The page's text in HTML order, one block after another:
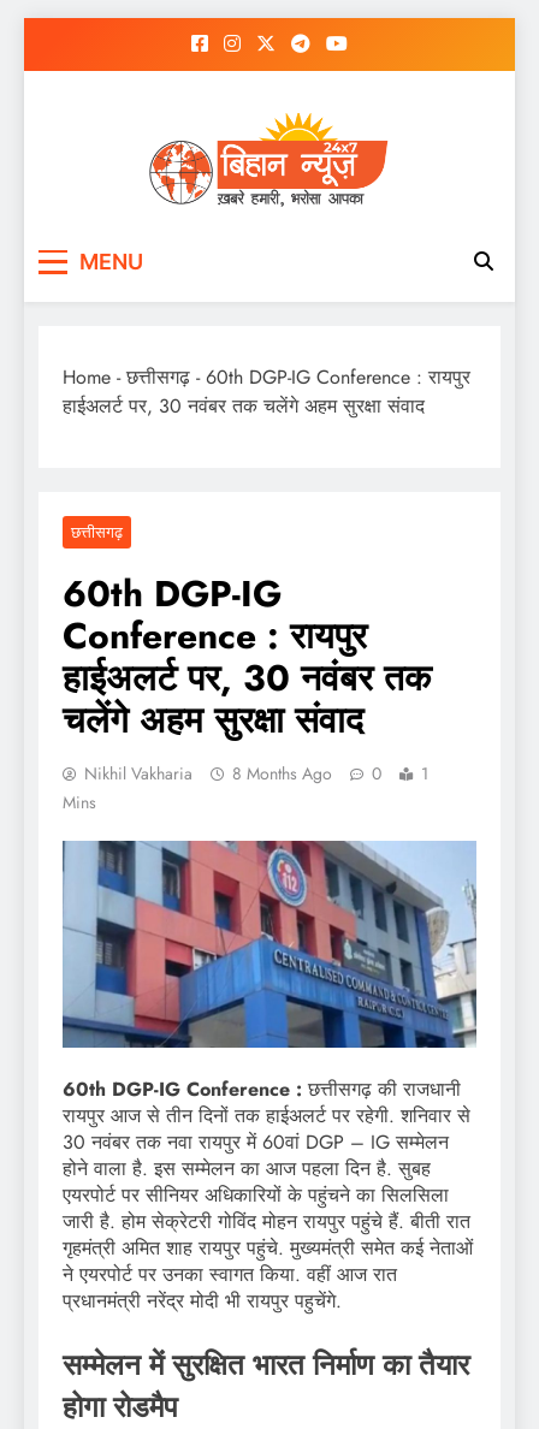
MENU
Home -छत्तीसगढ़ -60th DGP-IG Conference : रायपुर
हाईअलर्ट पर, 30 नवंबर तक चलेंगे अहम सुरक्षा संवाद
छत्तीसगढ़
60th DGP-IG
Conference : रायपुर
हाईअलर्ट पर, 30 नवंबर तक
चलेंगे अहम सुरक्षा संवाद
Nikhil Vakharia 8 Months Ago 0
1
Mins
60th DGP-IG Conference : छत्तीसगढ़ की राजधानी
रायपुर आज से तीन दिनों तक हाईअलर्ट पर रहेगी. शनिवार से
30 नवंबर तक नवा रायपुर में 60वां DGP – IG सम्मेलन
होने वाला है. इस सम्मेलन का आज पहला दिन है. सुबह
एयरपोर्ट पर सीनियर अधिकारियों के पहुंचने का सिलसिला
जारी है. होम सेक्रेटरी गोविंद मोहन रायपुर पहुंचे हैं. बीती रात
गृहमंत्री अमित शाह रायपुर पहुंचे. मुख्यमंत्री समेत कई नेताओं
ने एयरपोर्ट पर उनका स्वागत किया. वहीं आज रात
प्रधानमंत्री नरेंद्र मोदी भी रायपुर पहुचेंगे.
सम्मेलन में सुरक्षित भारत निर्माण का तैयार
होगा रोडमैप